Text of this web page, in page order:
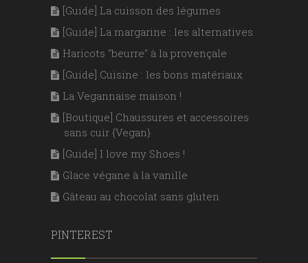
[Guide] La cuisson des légumes
[Guide] La margarine : les alternatives
Haricots "beurre" à la provençale
[Guide] Cuisine : les bons matériaux
La Vegannaise maison !
[Boutique] Chaussures et accessoires
sans cuir {Vegan}
[Guide] I love my Shoes !
Glace végane à la vanille
Gâteau au chocolat sans gluten
PINTEREST